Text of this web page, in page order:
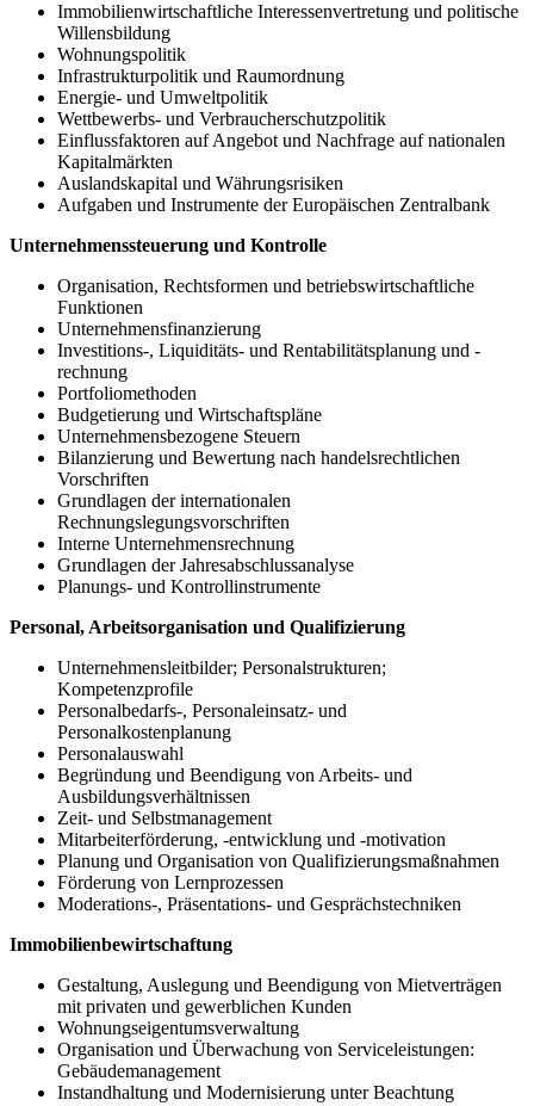
Immobilienwirtschaftliche Interessenvertretung und politische
Willensbildung
Wohnungspolitik
Infrastrukturpolitik und Raumordnung
Energie- und Umweltpolitik
Wettbewerbs- und Verbraucherschutzpolitik
Einflussfaktoren auf Angebot und Nachfrage auf nationalen
Kapitalmärkten
Auslandskapital und Währungsrisiken
Aufgaben und Instrumente der Europäischen Zentralbank
Unternehmenssteuerung und Kontrolle
Organisation, Rechtsformen und betriebswirtschaftliche
Funktionen
Unternehmensfinanzierung
Investitions-, Liquiditäts- und Rentabilitätsplanung und -
rechnung
Portfoliomethoden
Budgetierung und Wirtschaftspläne
Unternehmensbezogene Steuern
Bilanzierung und Bewertung nach handelsrechtlichen
Vorschriften
Grundlagen der internationalen
Rechnungslegungsvorschriften
Interne Unternehmensrechnung
Grundlagen der Jahresabschlussanalyse
Planungs- und Kontrollinstrumente
Personal, Arbeitsorganisation und Qualifizierung
Unternehmensleitbilder; Personalstrukturen;
Kompetenzprofile
Personalbedarfs-, Personaleinsatz- und
Personalkostenplanung
Personalauswahl
Begründung und Beendigung von Arbeits- und
Ausbildungsverhältnissen
Zeit- und Selbstmanagement
Mitarbeiterförderung, -entwicklung und -motivation
Planung und Organisation von Qualifizierungsmaßnahmen
Förderung von Lernprozessen
Moderations-, Präsentations- und Gesprächstechniken
Immobilienbewirtschaftung
Gestaltung, Auslegung und Beendigung von Mietverträgen
mit privaten und gewerblichen Kunden
Wohnungseigentumsverwaltung
Organisation und Überwachung von Serviceleistungen:
Gebäudemanagement
Instandhaltung und Modernisierung unter Beachtung